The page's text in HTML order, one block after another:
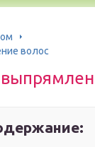
волос